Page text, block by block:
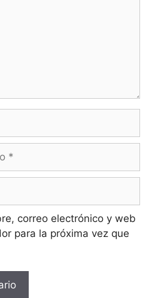
correo electrónico y web
para la próxima vez que